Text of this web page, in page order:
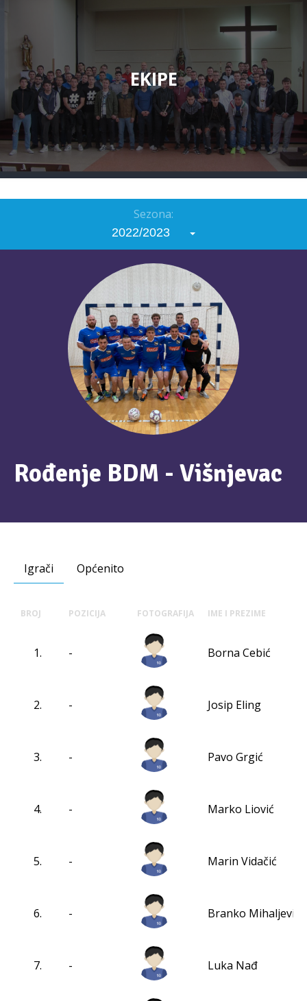
EKIPE
Sezona:
2022/2023
Rođenje BDM - Višnjevac
Igrači Općenito
BROJ POZICIJA FOTOGRAFIJA IME I PREZIME
1. - Borna Cebić
2. - Josip Eling
3. - Pavo Grgić
4. - Marko Liović
5. - Marin Vidačić
6. - Branko Mihaljević
7. - Luka Nađ